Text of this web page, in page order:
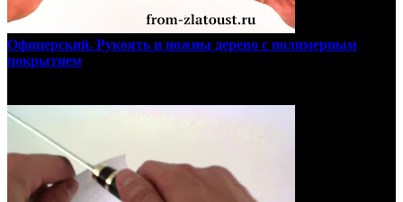
Офицерский. Рукоять и ножны дерево с полимерным
покрытием